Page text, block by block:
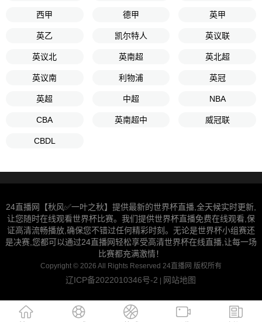
西甲 德甲 英甲
英乙 凯尔特人 英议联
英议北 英南超 英北超
英议南 利物浦 英冠
英超 中超 NBA
CBA 英南超中 威冠联
CBDL
24直播网【秋风✅一叶之秋】提供最新的世界杯直播,全天候实时更新,
让您随时在线观看世界杯比赛。我们提供世界杯直播免费在线观看,保
证高清流畅播放,确保您不错过任何精彩时刻。无论是世界杯小组赛还
是决赛,您都可以通过24直播网轻松享受高清世界杯在线直播,让每一场
比赛都充满激情！
Copyright © 2026 All Rights Reserved 24直播网 版权所有
辽ICP备2022010346号-2 | 网站地图